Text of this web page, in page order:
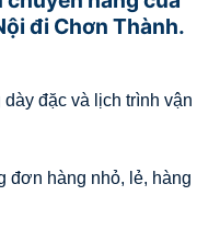
đi Chơn Thành.
đặc và lịch trình vận
đơn hàng nhỏ, lẻ, hàng